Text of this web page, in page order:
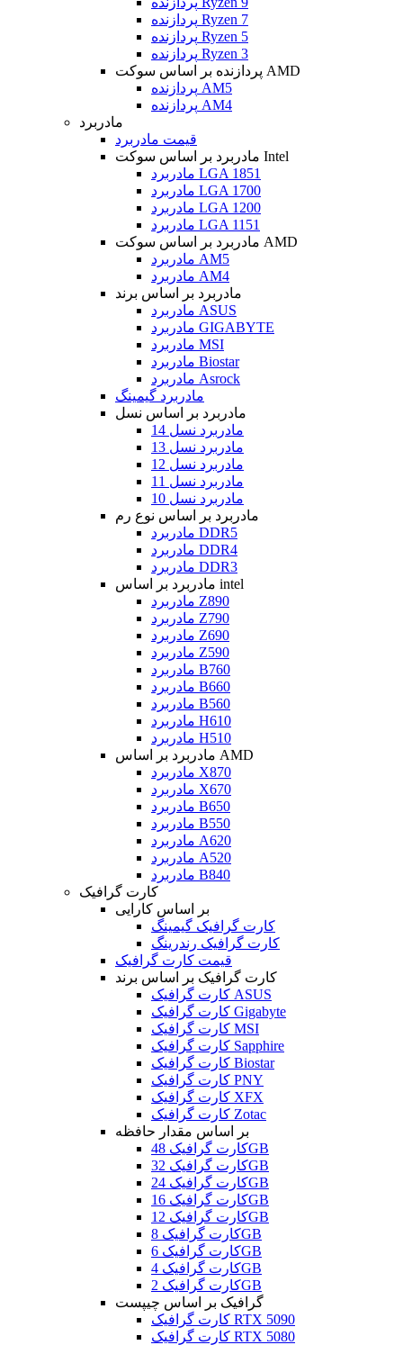
پردازنده Ryzen 7
پردازنده Ryzen 5
پردازنده Ryzen 3
پردازنده بر اساس سوکت AMD
پردازنده AM5
پردازنده AM4
مادربرد
قیمت مادربرد
مادربرد بر اساس سوکت Intel
مادربرد LGA 1851
مادربرد LGA 1700
مادربرد LGA 1200
مادربرد LGA 1151
مادربرد بر اساس سوکت AMD
مادربرد AM5
مادربرد AM4
مادربرد بر اساس برند
مادربرد ASUS
مادربرد GIGABYTE
مادربرد MSI
مادربرد Biostar
مادربرد Asrock
مادربرد گیمینگ
مادربرد بر اساس نسل
مادربرد نسل 14
مادربرد نسل 13
مادربرد نسل 12
مادربرد نسل 11
مادربرد نسل 10
مادربرد بر اساس نوع رم
مادربرد DDR5
مادربرد DDR4
مادربرد DDR3
مادربرد بر اساس intel
مادربرد Z890
مادربرد Z790
مادربرد Z690
مادربرد Z590
مادربرد B760
مادربرد B660
مادربرد B560
مادربرد H610
مادربرد H510
مادربرد بر اساس AMD
مادربرد X870
مادربرد X670
مادربرد B650
مادربرد B550
مادربرد A620
مادربرد A520
مادربرد B840
کارت گرافیک
بر اساس کارایی
کارت گرافیک گیمینگ
کارت گرافیک رندرینگ
قیمت کارت گرافیک
کارت گرافیک بر اساس برند
کارت گرافیک ASUS
کارت گرافیک Gigabyte
کارت گرافیک MSI
کارت گرافیک Sapphire
کارت گرافیک Biostar
کارت گرافیک PNY
کارت گرافیک XFX
کارت گرافیک Zotac
بر اساس مقدار حافظه
کارت گرافیک 48GB
کارت گرافیک 32GB
کارت گرافیک 24GB
کارت گرافیک 16GB
کارت گرافیک 12GB
کارت گرافیک 8GB
کارت گرافیک 6GB
کارت گرافیک 4GB
کارت گرافیک 2GB
گرافیک بر اساس چیپست
کارت گرافیک RTX 5090
کارت گرافیک RTX 5080